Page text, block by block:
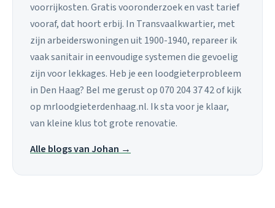
voorrijkosten. Gratis vooronderzoek en vast tarief
vooraf, dat hoort erbij. In Transvaalkwartier, met
zijn arbeiderswoningen uit 1900-1940, repareer ik
vaak sanitair in eenvoudige systemen die gevoelig
zijn voor lekkages. Heb je een loodgieterprobleem
in Den Haag? Bel me gerust op 070 204 37 42 of kijk
op mrloodgieterdenhaag.nl. Ik sta voor je klaar,
van kleine klus tot grote renovatie.
Alle blogs van Johan →